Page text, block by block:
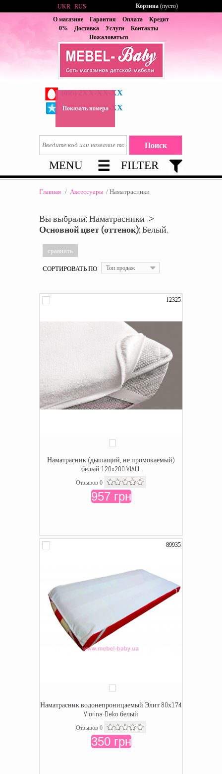
О магазине Гарантия Оплата
Кредит
0%
Доставка Услуги
Контакты
Пожаловаться
2XX-XX-XX
(067) 6XX-XX-XX
Показать номера
UKR RUS Корзина (пусто)
MENU FILTER
Главная / Аксессуары / Наматрасники
Вы выбрали: Наматрасники >
Основной цвет (оттенок): Белый.
СОРТИРОВАТЬ ПО Топ продаж
12325
Наматрасник (дышащий, не промокаемый)
белый 120x200 VIALL
Отзывов 0
957 грн
89935
Наматрасник водонепроницаемый Элит 80х174
Viorina-Deko белый
Отзывов 0
350 грн